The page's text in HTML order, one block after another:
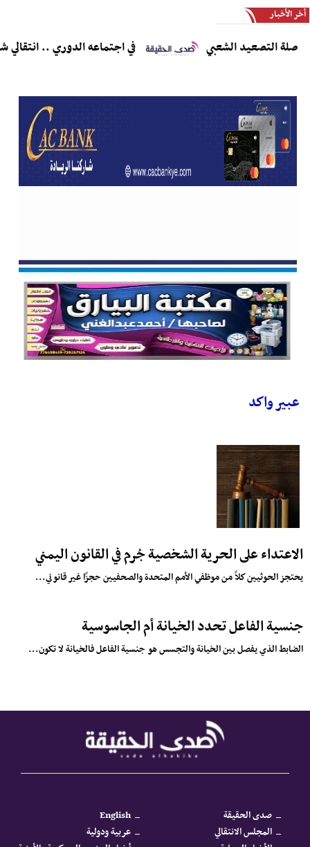
أخر الأخبار
التصعيد الشعبي في اجتماعه الدوري .. انتقالي
عبير واكد
الاعتداء على الحرية الشخصية جُرم في القانون اليمني
يحتجز الحوثيين كلاً من موظفي الأمم المتحدة والصحفيين حجزًا غير قانوني...
جنسية الفاعل تحدد الخيانة أم الجاسوسية
الضابط الذي يفصل بين الخيانة والتجسس هو جنسية الفاعل فالخيانة لا تكون...
صدى الحقيقة
English
المجلس الانتقالي
عربية ودولية